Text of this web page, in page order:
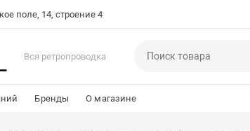
поле, 14, строение 4
Вся ретропроводка
Бренды О магазине